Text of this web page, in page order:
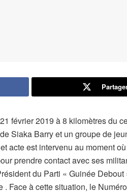
février 2019 à 8 kilomètres du
Siaka Barry et un groupe de
acte est intervenu au moment
prendre contact avec ses
du Parti « Guinée Debout
Face à cette situation, le